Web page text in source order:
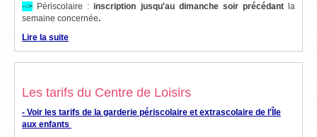
--> Périscolaire :inscription jusqu'au dimanche soir précédant
la
semaine concernée.
Lire la suite
Les tarifs du Centre de Loisirs
- Voir les tarifs de la garderie périscolaire et extrascolaire de l'Île
aux enfants